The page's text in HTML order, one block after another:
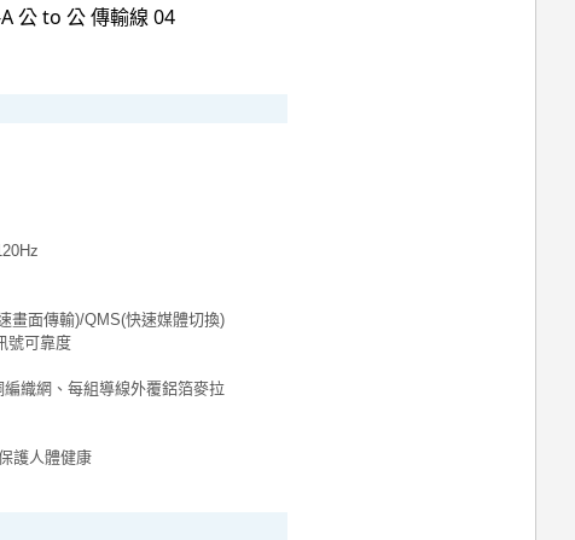
畫面傳輸)/QMS(快速媒體切換)
號可靠度
織網、每組導線外覆鋁箔麥拉
護人體健康